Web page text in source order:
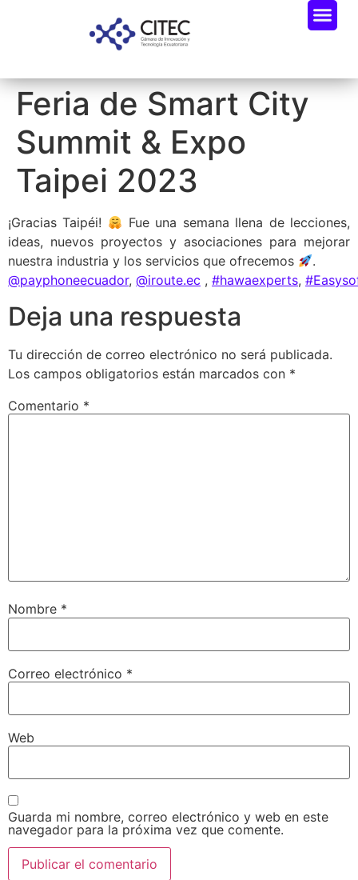
Feria de Smart City
Summit & Expo
Taipei 2023
¡Gracias Taipéi!
Fue una semana llena de lecciones,
ideas, nuevos proyectos y asociaciones para mejorar
nuestra industria y los servicios que ofrecemos
.
@payphoneecuador, @iroute.ec , #hawaexperts,
Deja una respuesta
Tu dirección de correo electrónico no será publicada.
Los campos obligatorios están marcados con *
Comentario *
Nombre *
Correo electrónico *
Web
Guarda mi nombre, correo electrónico y web en este
navegador para la próxima vez que comente.